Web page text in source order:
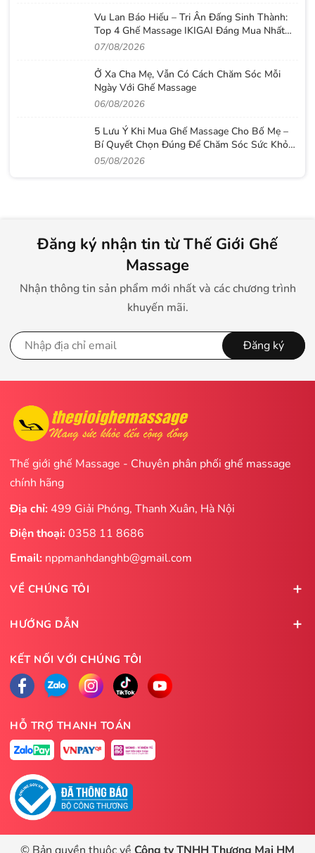
Vu Lan Báo Hiếu – Tri Ân Đấng Sinh Thành:
Top 4 Ghế Massage IKIGAI Đáng Mua Nhất
2026
07/08/2026
Ở Xa Cha Mẹ, Vẫn Có Cách Chăm Sóc Mỗi
Ngày Với Ghế Massage
06/08/2026
5 Lưu Ý Khi Mua Ghế Massage Cho Bố Mẹ –
Bí Quyết Chọn Đúng Để Chăm Sóc Sức Khỏe
Lâu Dài
05/08/2026
Đăng ký nhận tin từ Thế Giới Ghế
Massage
Nhận thông tin sản phẩm mới nhất và các chương trình
khuyến mãi.
Đăng ký
Thế giới ghế Massage - Chuyên phân phối ghế massage
chính hãng
Địa chỉ: 499 Giải Phóng, Thanh Xuân, Hà Nội
Điện thoại:0358 11 8686
Email: nppmanhdanghb@gmail.com
VỀ CHÚNG TÔI
HƯỚNG DẪN
KẾT NỐI VỚI CHÚNG TÔI
HỖ TRỢ THANH TOÁN